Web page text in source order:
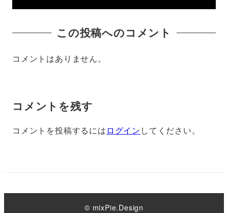
この投稿へのコメント
コメントはありません。
コメントを残す
コメントを投稿するには ログイン してください。
© mixPie.Design